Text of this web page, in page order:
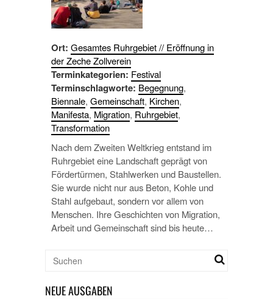
Ort: Gesamtes Ruhrgebiet // Eröffnung in
der Zeche Zollverein
Terminkategorien: Festival
Terminschlagworte: Begegnung,
Biennale, Gemeinschaft, Kirchen,
Manifesta, Migration, Ruhrgebiet,
Transformation
Nach dem Zweiten Weltkrieg entstand im
Ruhrgebiet eine Landschaft geprägt von
Fördertürmen, Stahlwerken und Baustellen.
Sie wurde nicht nur aus Beton, Kohle und
Stahl aufgebaut, sondern vor allem von
Menschen. Ihre Geschichten von Migration,
Arbeit und Gemeinschaft sind bis heute…
NEUE AUSGABEN